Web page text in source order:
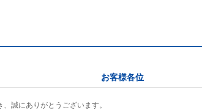
お客様各位
誠にありがとうございます。